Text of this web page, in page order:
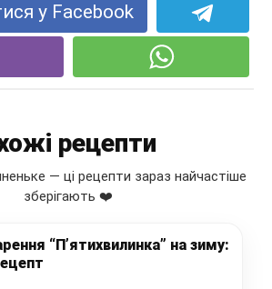
у Facebook
рецепти
— ці рецепти зараз найчастіше
зберігають ❤️
“П’ятихвилинка” на зиму: